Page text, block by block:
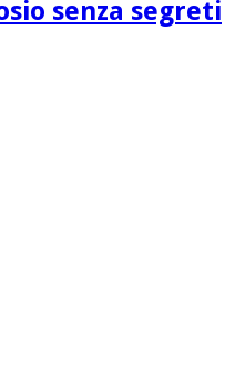
senza segreti